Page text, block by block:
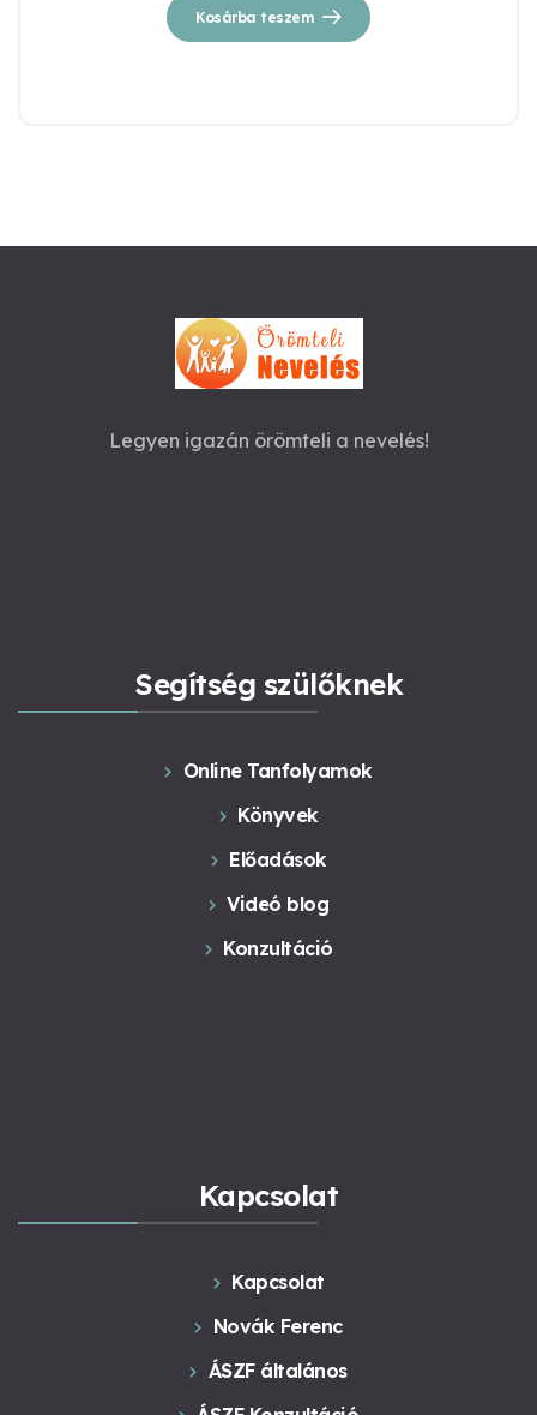
Kosárba teszem
Legyen igazán örömteli a nevelés!
Segítség szülőknek
Online Tanfolyamok
Könyvek
Előadások
Videó blog
Konzultáció
Kapcsolat
Kapcsolat
Novák Ferenc
ÁSZF általános